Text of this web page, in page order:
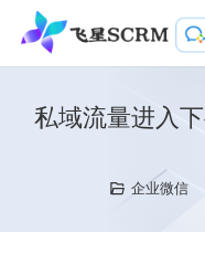
私域流量进入
企业微信